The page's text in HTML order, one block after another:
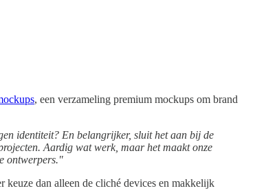
, een verzameling premium mockups om brand
identiteit? En belangrijker, sluit het aan bij de
Aardig wat werk, maar het maakt onze
ontwerpers."
dan alleen de cliché devices en makkelijk